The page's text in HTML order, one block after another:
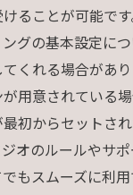
ることが可能で
グの基本設定に
くれる場合があ
用意されている
初からセットさ
オのルールやサ
もスムーズに利用